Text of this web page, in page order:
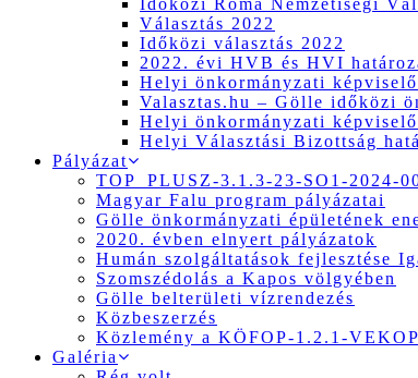
Időközi Roma Nemzetiségi
Választás 2022
Időközi választás 2022
2022. évi HVB és HVI
Helyi önkormányzati
Valasztas.hu – Gölle időközi
Helyi önkormányzati
Helyi Választási Bizottság
Pályázat
TOP_PLUSZ-3.1.3-23-SO1-2024-
Magyar Falu program pályázatai
Gölle önkormányzati épületének
2020. évben elnyert pályázatok
Humán szolgáltatások fejlesztése
Szomszédolás a Kapos völgyében
Gölle belterületi vízrendezés
Közbeszerzés
Közlemény a KÖFOP-1.2.1-
Galéria